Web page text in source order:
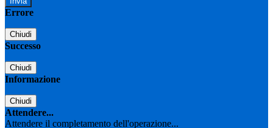
Errore
Chiudi
Successo
Chiudi
Informazione
Chiudi
Attendere...
Attendere il completamento dell'operazione...